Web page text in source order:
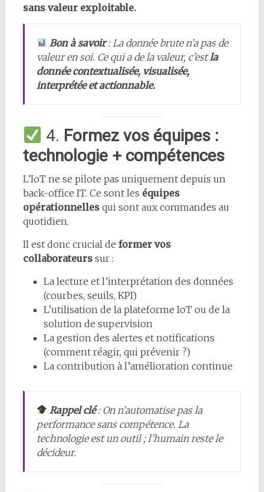
sans valeur exploitable.
Bon à savoir: La donnée brute n’a pas de
valeur en soi. Ce qui a de la valeur, c’estla
donnée contextualisée, visualisée,
interprétée et actionnable.
4. Formez vos équipes :
technologie + compétences
L’IoT ne se pilote pas uniquement depuis un
back-office IT. Ce sont les équipes
opérationnellesqui sont aux commandes au
quotidien.
Il est donc crucial de former vos
collaborateurssur :
La lecture et l’interprétation des données
(courbes, seuils, KPI)
L’utilisation de la plateforme IoT ou de la
solution de supervision
La gestion des alertes et notifications
(comment réagir, qui prévenir ?)
La contribution à l’amélioration continue
Rappel clé: On n’automatise pas la
performance sans compétence. La
technologie est un outil ; l’humain reste le
décideur.